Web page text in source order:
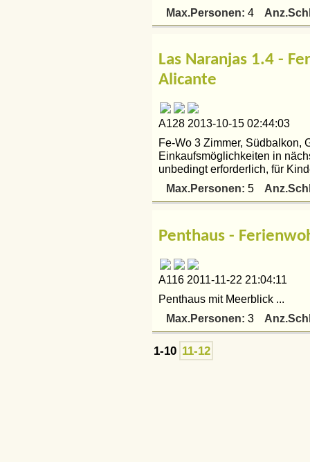
Max.Personen: 4
Las Naranjas 1.4 -
Alicante
A128 2013-10-15 02:44:03
Fe-Wo 3 Zimmer, Südbalkon,
Einkaufsmöglichkeiten in
unbedingt erforderlich, für
Max.Personen: 5
Penthaus -
A116 2011-11-22 21:04:11
Penthaus mit Meerblick ...
Max.Personen: 3
1-10 11-12